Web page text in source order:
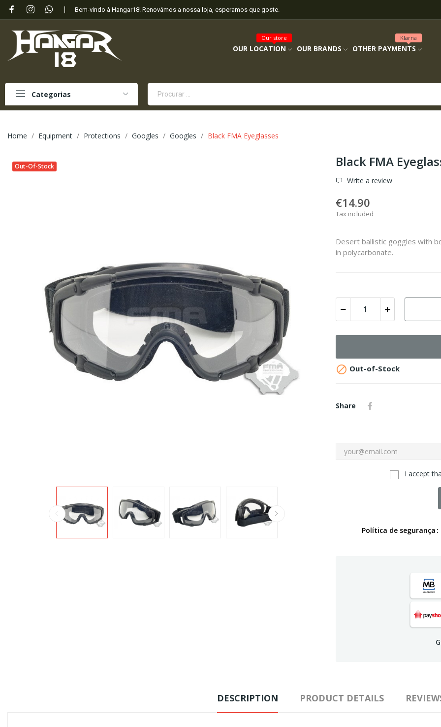
Bem-vindo à Hangar18! Renovámos a nossa loja, esperamos que goste.
OUR LOCATION
Our store
OUR BRANDS OTHER PAYMENTS
Klarna
Categorias
Home Equipment Protections Googles Googles Black FMA Eyeglasses
Out-Of-Stock Black FMA
Write a review
€14.90
Tax included
Desert ballistic goggles with
in polycarbonate.
 Out-of-Stock
Share
I accept
Política de segurança
DESCRIPTION PRODUCT DETAILS